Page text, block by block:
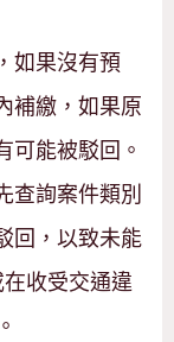
如果沒有預
補繳，如果原
可能被駁回。
查詢案件類別
回，以致未能
收受交通違